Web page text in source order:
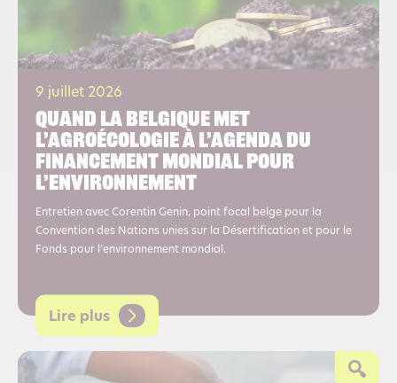
9 juillet 2026
Quand la Belgique met
l’agroécologie à l’agenda du
financement mondial pour
l’environnement
Entretien avec Corentin Genin, point focal belge pour la
Convention des Nations unies sur la Désertification et pour le
Fonds pour l’environnement mondial.
Lire plus